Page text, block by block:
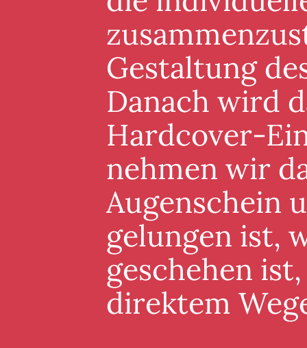
Gestaltung
Danach wird
Hardcover-
nehmen wir
Augenschein
gelungen ist,
geschehen
direktem